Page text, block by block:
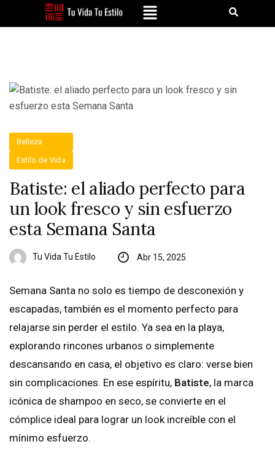
Belleza
Estilo de Vida
Batiste: el aliado perfecto para
un look fresco y sin esfuerzo
esta Semana Santa
Tu Vida Tu Estilo Abr 15, 2025
Semana Santa no solo es tiempo de desconexión y
escapadas, también es el momento perfecto para
relajarse sin perder el estilo. Ya sea en la playa,
explorando rincones urbanos o simplemente
descansando en casa, el objetivo es claro: verse bien
sin complicaciones. En ese espíritu, Batiste, la marca
icónica de shampoo en seco, se convierte en el
cómplice ideal para lograr un look increíble con el
mínimo esfuerzo.